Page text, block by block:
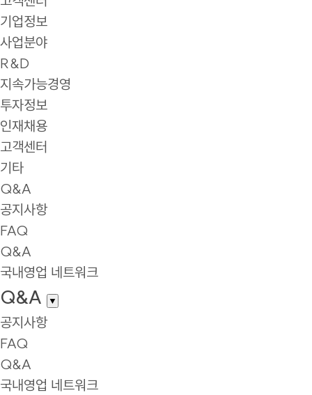
기업정보
사업분야
R&D
지속가능경영
투자정보
인재채용
고객센터
기타
Q&A
공지사항
FAQ
Q&A
국내영업 네트워크
Q&A ▼
공지사항
FAQ
Q&A
국내영업 네트워크